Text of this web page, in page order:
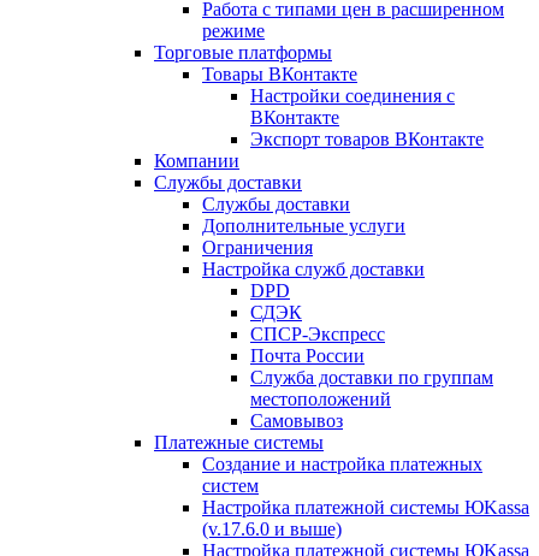
Работа с типами цен в расширенном
режиме
Торговые платформы
Товары ВКонтакте
Настройки соединения с
ВКонтакте
Экспорт товаров ВКонтакте
Компании
Службы доставки
Службы доставки
Дополнительные услуги
Ограничения
Настройка служб доставки
DPD
СДЭК
СПСР-Экспресс
Почта России
Служба доставки по группам
местоположений
Самовывоз
Платежные системы
Создание и настройка платежных
систем
Настройка платежной системы ЮKassa
(v.17.6.0 и выше)
Настройка платежной системы ЮKassa